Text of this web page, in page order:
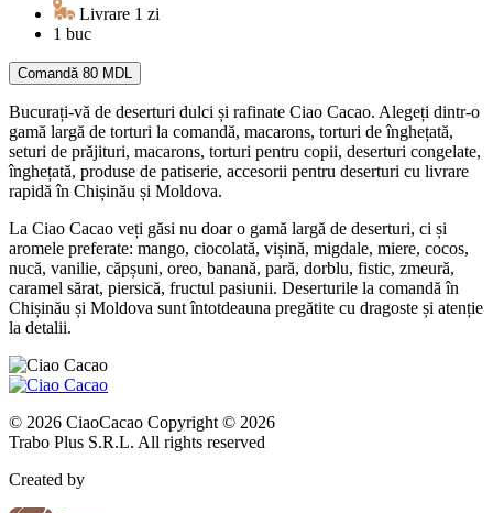
Livrare 1 zi
1 buc
Comandă 80 MDL
Bucurați-vă de deserturi dulci și rafinate Ciao Cacao. Alegeți dintr-o
gamă largă de torturi la comandă, macarons, torturi de înghețată,
seturi de prăjituri, macarons, torturi pentru copii, deserturi congelate,
înghețată, produse de patiserie, accesorii pentru deserturi cu livrare
rapidă în Chișinău și Moldova.
La Ciao Cacao veți găsi nu doar o gamă largă de deserturi, ci și
aromele preferate: mango, ciocolată, vișină, migdale, miere, cocos,
nucă, vanilie, căpșuni, oreo, banană, pară, dorblu, fistic, zmeură,
caramel sărat, piersică, fructul pasiunii. Deserturile la comandă în
Chișinău și Moldova sunt întotdeauna pregătite cu dragoste și atenție
la detalii.
© 2026 CiaoCacao Copyright © 2026
Trabo Plus S.R.L. All rights reserved
Created by